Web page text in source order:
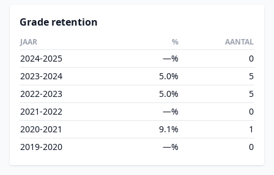
Grade retention
JAAR % AANTAL
2024-2025 —%
0
2023-2024
5.0%
5
2022-2023
5.0%
5
2021-2022
—%
0
2020-2021
9.1%
1
2019-2020
—% 0